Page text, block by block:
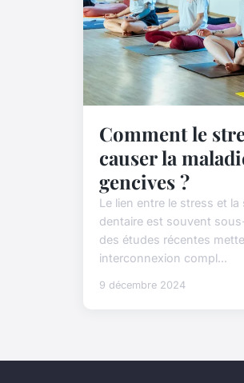
Comment le
causer la
gencives ?
Le lien entre le stress et
dentaire est souvent
des études récentes
interconnexion compl...
9 décembre 2024